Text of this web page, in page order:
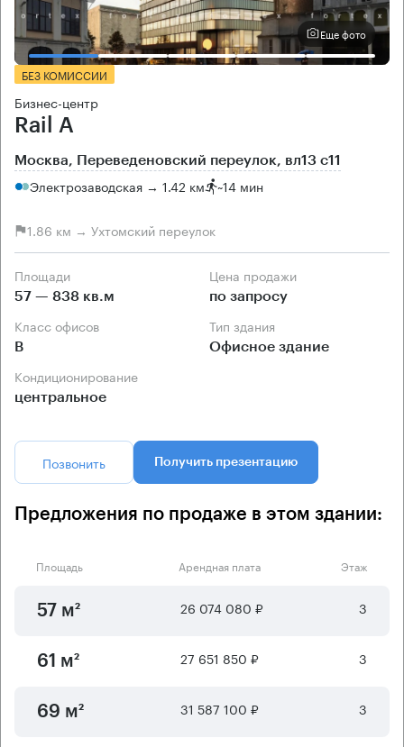
Еще фото
БЕЗ КОМИССИИ
Бизнес-центр
Rail A
Москва, Переведеновский переулок, вл13 с11
Электрозаводская → 1.42 км ~14 мин
1.86 км → Ухтомский переулок
Площади
57 — 838 кв.м
Цена продажи
по запросу
Класс офисов
B
Тип здания
Офисное здание
Кондиционирование
центральное
Позвонить Получить презентацию
Предложения по продаже в этом здании:
Площадь Арендная плата Этаж
57 м² 26 074 080 ₽ 3
61 м² 27 651 850 ₽ 3
69 м² 31 587 100 ₽ 3